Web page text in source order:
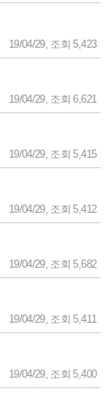
19/04/29, 조회 5,423
19/04/29, 조회 6,621
19/04/29, 조회 5,415
19/04/29, 조회 5,412
19/04/29, 조회 5,682
19/04/29, 조회 5,411
19/04/29, 조회 5,400